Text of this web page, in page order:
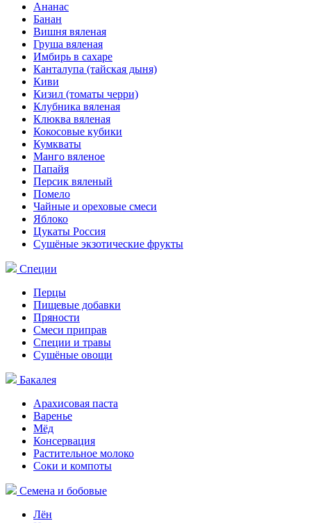
Ананас
Банан
Вишня вяленая
Груша вяленая
Имбирь в сахаре
Канталупа (тайская дыня)
Киви
Кизил (томаты черри)
Клубника вяленая
Клюква вяленая
Кокосовые кубики
Кумкваты
Манго вяленое
Папайя
Персик вяленый
Помело
Чайные и ореховые смеси
Яблоко
Цукаты Россия
Сушёные экзотические фрукты
Специи
Перцы
Пищевые добавки
Пряности
Смеси приправ
Специи и травы
Сушёные овощи
Бакалея
Арахисовая паста
Варенье
Мёд
Консервация
Растительное молоко
Соки и компоты
Семена и бобовые
Лён